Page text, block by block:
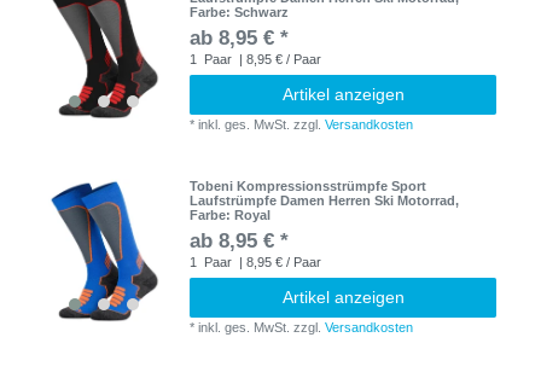
Farbe: Schwarz
ab 8,95 € *
1 Paar | 8,95 € / Paar
Artikel anzeigen
*inkl. ges. MwSt. zzgl.Versandkosten
Tobeni Kompressionsstrümpfe Sport
Laufstrümpfe Damen Herren Ski Motorrad,
Farbe: Royal
ab 8,95 € *
1 Paar | 8,95 € / Paar
Artikel anzeigen
*inkl. ges. MwSt. zzgl.Versandkosten